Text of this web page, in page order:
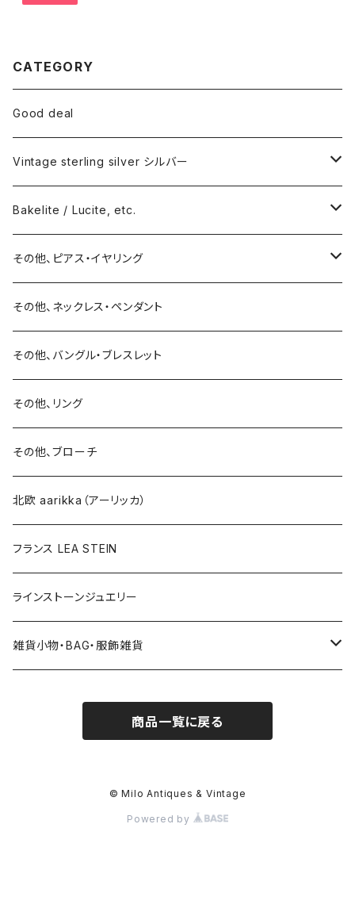
CATEGORY
Good deal
Vintage sterling silver シルバー
ネックレス
バングル・ブレスレット
リング
15号以上
ピアス
イヤリング
ブローチ
その他
Bakelite / Lucite, etc.
ピアス・イヤリング
リング
バングル・ブレスレット
ブローチ
ネックレス
その他、ピアス・イヤリング
ピアス
イヤリング
その他、ネックレス・ペンダント
その他、バングル・ブレスレット
その他、リング
その他、ブローチ
北欧 aarikka（アーリッカ）
フランス LEA STEIN
ラインストーンジュエリー
雑貨小物・BAG・服飾雑貨
ハンドバッグ etc. 服飾雑貨
雑貨（置き物、食器 etc.）
商品一覧に戻る
© Milo Antiques & Vintage
Powered by